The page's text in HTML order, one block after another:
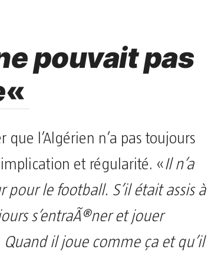
pouvait pas
«
l’Algérien n’a pas toujours
et régularité. «Il n’a
pour le football. S’il était assis à
s’entraÃ®ner et jouer
il joue comme ça et qu’il